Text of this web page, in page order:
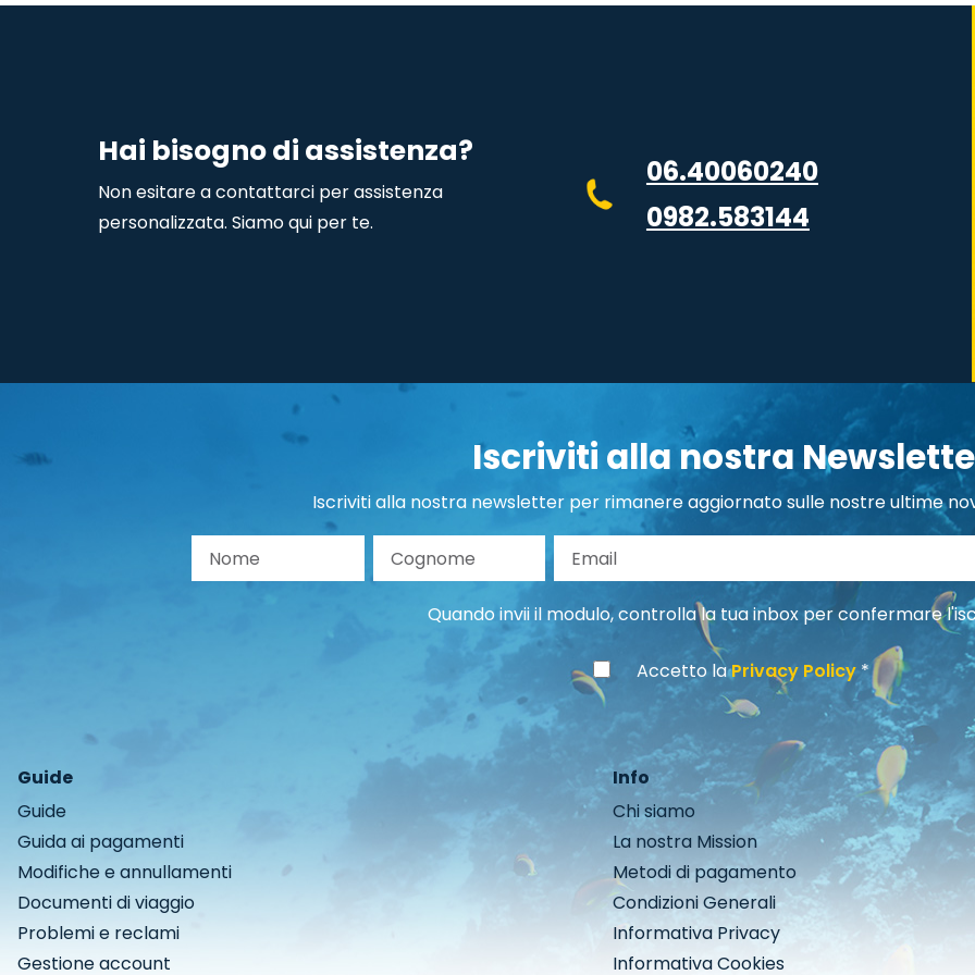
Hai bisogno di assistenza?
Non esitare a contattarci per assistenza
personalizzata. Siamo qui per te.
06.40060240
0982.583144
Iscriviti alla nostra
Iscriviti alla nostra newsletter per rimanere aggiornato sulle nostre ultime
Cognome
Quando invii il modulo, controlla la tua inbox per confermare
Accetto laPrivacy Policy
Guide
Guide
Guida ai pagamenti
Modifiche e annullamenti
Documenti di viaggio
Problemi e reclami
Gestione account
Info
Chi siamo
La nostra Mission
Metodi di pagamento
Condizioni Generali
Informativa Privacy
Informativa Cookies